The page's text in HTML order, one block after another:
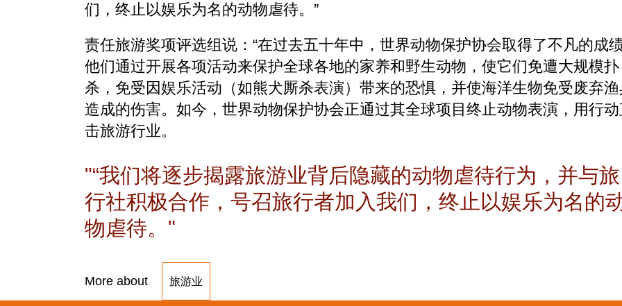
们，终止以娱乐为名的动物虐待。”
责任旅游奖项评选组说：“在过去五十年中，世界动物保护协会取得了不凡的成
他们通过开展各项活动来保护全球各地的家养和野生动物，使它们免遭大规模扑
杀，免受因娱乐活动（如熊犬厮杀表演）带来的恐惧，并使海洋生物免受废弃
造成的伤害。如今，世界动物保护协会正通过其全球项目终止动物表演，用行
击旅游行业。
“我们将逐步揭露旅游业背后隐藏的动物虐待行为，并与旅
行社积极合作，号召旅行者加入我们，终止以娱乐为名的
物虐待。
More about 旅游业